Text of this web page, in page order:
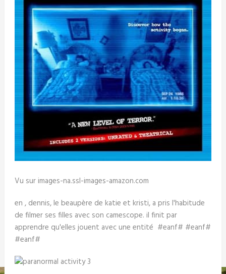
Vu sur images-na.ssl-images-amazon.com
en , dennis, le beaupère de katie et kristi, a pris l'habitude
de filmer ses filles avec son camescope. il finit par
apprendre qu'elles jouent avec une entité #eanf# #eanf#
#eanf#